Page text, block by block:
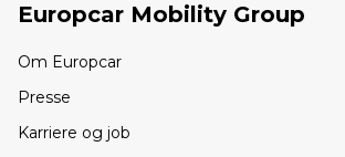
Europcar Mobility Group
Om Europcar
Presse
Karriere og job